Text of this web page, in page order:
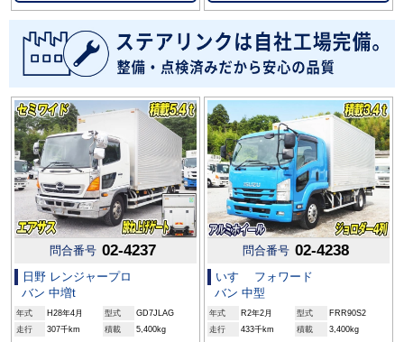
問合番号 02-4237
日野 レンジャープロ
バン 中増t
年式 H28年4月 型式
GD7JLAG
走行
307千km 積載 5,400kg
問合番号 02-4238
いすゞ フォワード
バン 中型
年式 R2年2月 型式
FRR90S2
走行
433千km 積載 3,400kg